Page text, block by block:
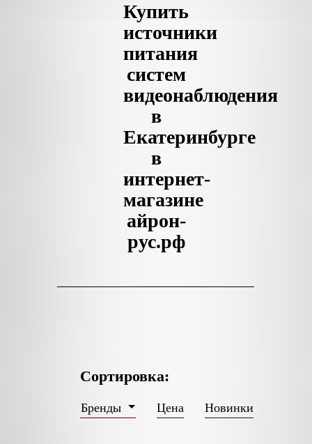
Купить
источники
питания
систем
видеонаблюдения
в
Екатеринбурге
в
интернет-
магазине
айрон-
рус.рф
Сортировка:
Бренды Цена Новинки